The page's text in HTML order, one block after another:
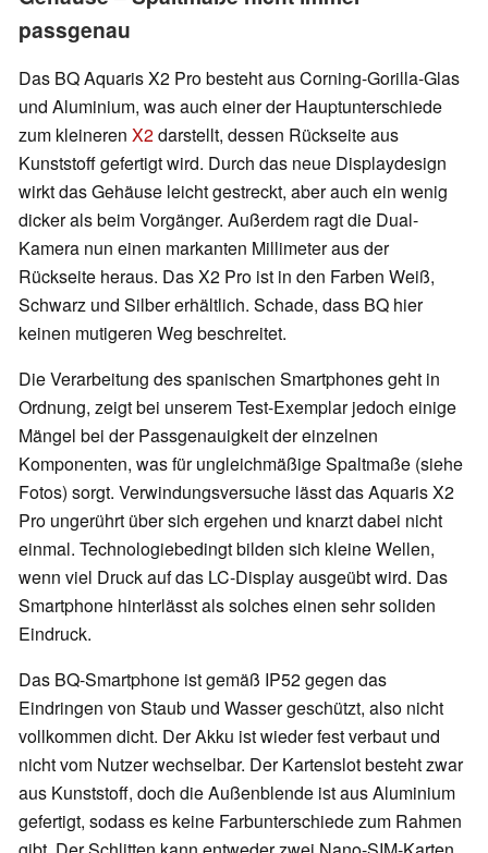
passgenau
Das BQ Aquaris X2 Pro besteht aus Corning-Gorilla-Glas
und Aluminium, was auch einer der Hauptunterschiede
zum kleineren X2darstellt, dessen Rückseite aus
Kunststoff gefertigt wird. Durch das neue Displaydesign
wirkt das Gehäuse leicht gestreckt, aber auch ein wenig
dicker als beim Vorgänger. Außerdem ragt die Dual-
Kamera nun einen markanten Millimeter aus der
Rückseite heraus. Das X2 Pro ist in den Farben Weiß,
Schwarz und Silber erhältlich. Schade, dass BQ hier
keinen mutigeren Weg beschreitet.
Die Verarbeitung des spanischen Smartphones geht in
Ordnung, zeigt bei unserem Test-Exemplar jedoch einige
Mängel bei der Passgenauigkeit der einzelnen
Komponenten, was für ungleichmäßige Spaltmaße (siehe
Fotos) sorgt. Verwindungsversuche lässt das Aquaris X2
Pro ungerührt über sich ergehen und knarzt dabei nicht
einmal. Technologiebedingt bilden sich kleine Wellen,
wenn viel Druck auf das LC-Display ausgeübt wird. Das
Smartphone hinterlässt als solches einen sehr soliden
Eindruck.
Das BQ-Smartphone ist gemäß IP52 gegen das
Eindringen von Staub und Wasser geschützt, also nicht
vollkommen dicht. Der Akku ist wieder fest verbaut und
nicht vom Nutzer wechselbar. Der Kartenslot besteht zwar
aus Kunststoff, doch die Außenblende ist aus Aluminium
gefertigt, sodass es keine Farbunterschiede zum Rahmen